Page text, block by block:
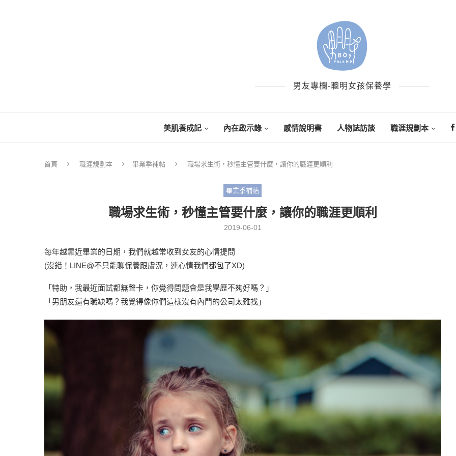
男友專欄-聰明女孩保養學
美肌養成記 內在啟示錄 感情說明書 人物誌訪談 職涯規劃本
首頁 職涯規劃本 畢業季補帖 職場求生術，秒懂主管要什麼，讓你的職涯更順利
畢業季補帖
職場求生術，秒懂主管要什麼，讓你的職涯更順利
2019-06-01
每年越靠近畢業的日期，我們就越常收到女友的心情提問
(沒錯！LINE@不只能聊保養跟膚況，連心情我們都包了XD)
「特助，我最近面試都無聲卡，你覺得問題會是我學歷不夠好嗎？」
「男朋友還有職缺嗎？我覺得像你們這樣沒有內鬥的公司太難找」